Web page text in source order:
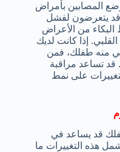
المصابين بأمراض
قد يتعرضون لفشل
من الأعراض
إذا كانت لديك
منه طفلك، فمن
قد تساعد مراقبة
على نمط
قد يساعد في
هذه التغييرات ما